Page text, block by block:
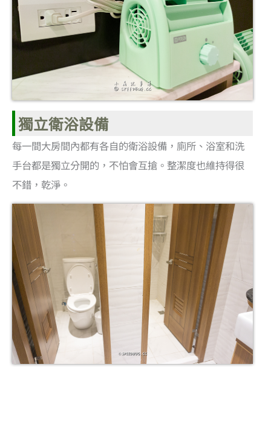
獨立衛浴設備
每一間大房間內都有各自的衛浴設備，廁所、浴室和洗
手台都是獨立分開的，不怕會互搶。整潔度也維持得很
不錯，乾淨。